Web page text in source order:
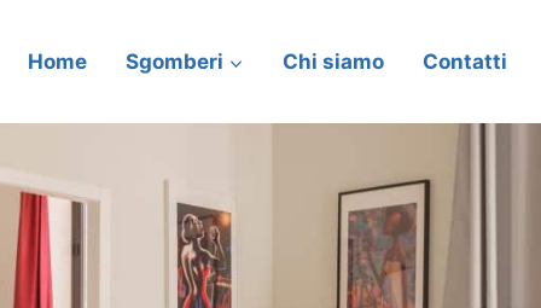
Home Sgomberi Chi siamo Contatti